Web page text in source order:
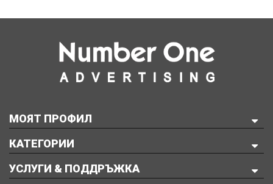
МОЯТ ПРОФИЛ
КАТЕГОРИИ
УСЛУГИ & ПОДДРЪЖКА